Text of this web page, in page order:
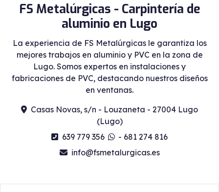
FS Metalúrgicas - Carpintería de
aluminio en Lugo
La experiencia de FS Metalúrgicas le garantiza los
mejores trabajos en aluminio y PVC en la zona de
Lugo. Somos expertos en instalaciones y
fabricaciones de PVC, destacando nuestros diseños
en ventanas.
Casas Novas, s/n - Louzaneta - 27004 Lugo
(Lugo)
639 779 356
- 681 274 816
info@fsmetalurgicas.es